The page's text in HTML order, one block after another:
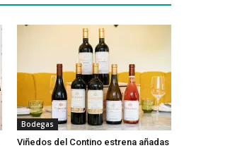
Bodegas
Viñedos del Contino estrena añadas